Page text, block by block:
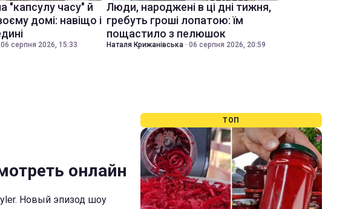
"капсулу часу" й
домі: навіщо і
06 серпня 2026, 15:33
Люди, народжені в ці дні тижня,
гребуть гроші лопатою: їм
пощастило з пелюшок
Наталя Крижанівська · 06 серпня 2026, 20:59
онлайн
Новый эпизод шоу
ТОП